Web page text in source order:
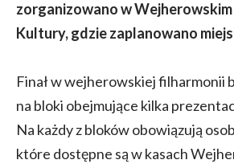
zorganizowano w
Kultury, gdzie zaplanowano
Finał w wejherowskiej filharmonii
na bloki obejmujące kilka
Na każdy z bloków obowiązują
które dostępne są w kasach